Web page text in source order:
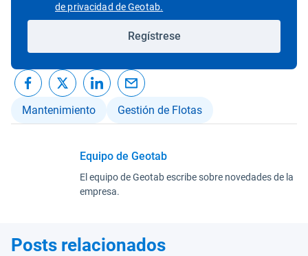
de privacidad de Geotab.
Regístrese
Mantenimiento Gestión de Flotas
Equipo de Geotab
El equipo de Geotab escribe sobre novedades de la
empresa.
Posts relacionados